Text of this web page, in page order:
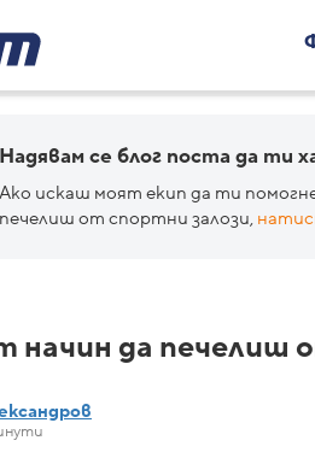
Надявам се блог поста да ти
Ако искаш моят екип да ти
печелиш от спортни залози,
начин да печелиш